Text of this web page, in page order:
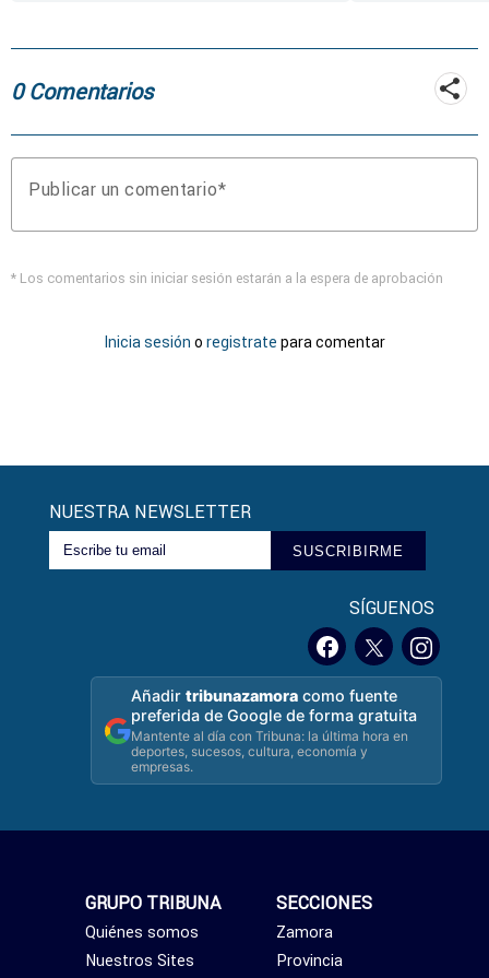
0 Comentarios
Publicar un comentario
* Los comentarios sin iniciar sesión estarán a la espera de aprobación
Inicia sesión o registrate para comentar
NUESTRA NEWSLETTER
SUSCRIBIRME
SÍGUENOS
Añadirtribunazamora como fuente
preferida de Google de forma gratuita
Mantente al día con Tribuna: la última hora en
deportes, sucesos, cultura, economía y
empresas.
SECCIONES
Zamora
Provincia
GRUPO TRIBUNA
Quiénes somos
Nuestros Sites